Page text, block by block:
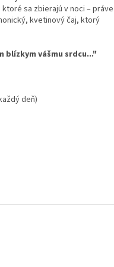
ktoré sa zbierajú v noci – práve
kvetinový čaj, ktorý
blízkym vášmu srdcu..."
deň)